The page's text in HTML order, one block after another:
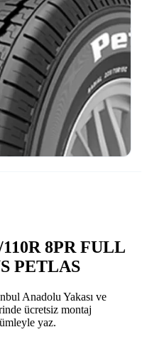
110R 8PR FULL
PETLAS
Anadolu Yakası ve
ücretsiz montaj
yaz.